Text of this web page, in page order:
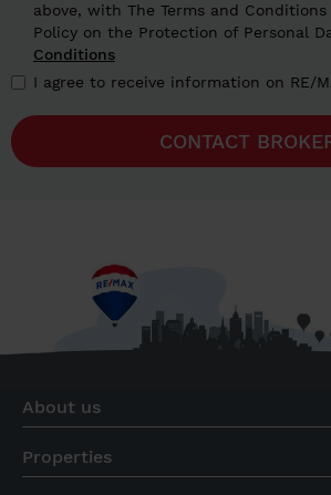
above, with The Terms and
Policy on the Protection of Personal
Conditions
I agree to receive information on RE/
CONTACT
About us
Properties